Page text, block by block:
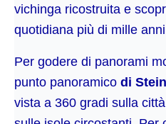
vichinga ricostruita e
quotidiana più di mille
Per godere di panorami
punto panoramico di
vista a 360 gradi sulla